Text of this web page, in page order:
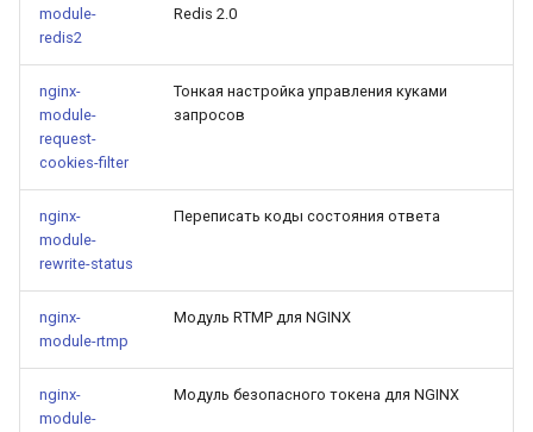
module-
redis2
Redis 2.0
nginx-
module-
request-
cookies-filter
Тонкая настройка управления куками
запросов
nginx-
module-
rewrite-status
Переписать коды состояния ответа
nginx-
module-rtmp
Модуль RTMP для NGINX
nginx-
module-
Модуль безопасного токена для NGINX